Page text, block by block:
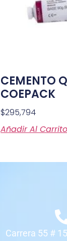
CEMENTO
COEPACK
$295,794
Añadir Al Carrito
Carrera 55 #